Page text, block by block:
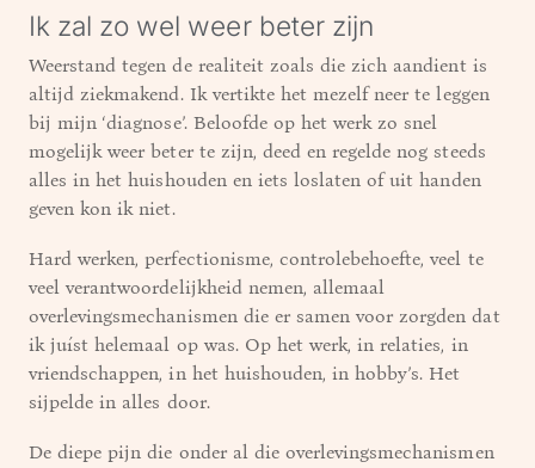
Ik zal zo wel weer beter zijn
Weerstand tegen de realiteit zoals die zich aandient is
altijd ziekmakend. Ik vertikte het mezelf neer te leggen
bij mijn ‘diagnose’. Beloofde op het werk zo snel
mogelijk weer beter te zijn, deed en regelde nog steeds
alles in het huishouden en iets loslaten of uit handen
geven kon ik niet.
Hard werken, perfectionisme, controlebehoefte, veel te
veel verantwoordelijkheid nemen, allemaal
overlevingsmechanismen die er samen voor zorgden dat
ik juíst helemaal op was. Op het werk, in relaties, in
vriendschappen, in het huishouden, in hobby’s. Het
sijpelde in alles door.
De diepe pijn die onder al die overlevingsmechanismen